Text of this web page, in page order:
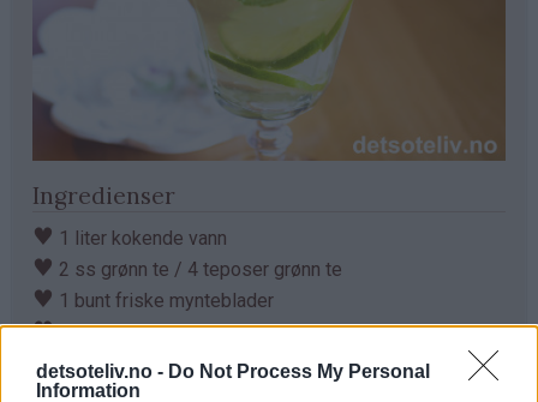
detsoteliv.no - Do Not Process My Personal
Information
Ingredienser
♥ 1 liter kokende vann
♥ 2 ss grønn te / 4 teposer grønn te
♥ 1 bunt friske mynteblader
♥5 ss brunt sukker
♥1 lime